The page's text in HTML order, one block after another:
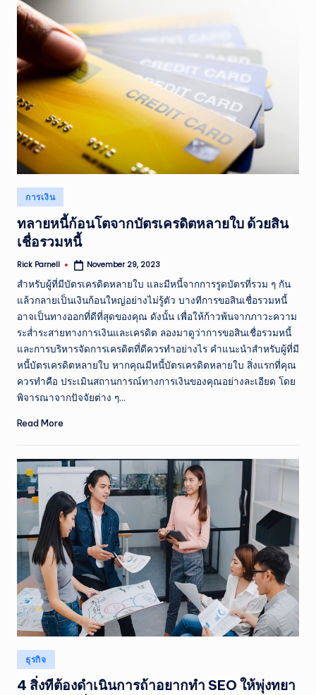
Posted
in
การเงิน
ทลายหนี้ก้อนโตจากบัตรเครดิตหลายใบ ด้วยสิน
เชื่อรวมหนี้
Posted
Rick Parnell November 29, 2023
สำหรับผู้ที่มีบัตรเครดิตหลายใบ และมีหนี้จากการรูดบัตรที่รวม ๆ กัน
แล้วกลายเป็นเงินก้อนใหญ่อย่างไม่รู้ตัว บางทีการขอสินเชื่อรวมหนี้
อาจเป็นทางออกที่ดีที่สุดของคุณ ดังนั้น เพื่อให้ก้าวพ้นจากภาวะความ
ระส่ำระสายทางการเงินและเครดิต ลองมาดูว่าการขอสินเชื่อรวมหนี้
และการบริหารจัดการเครดิตที่ดีควรทำอย่างไร คำแนะนำสำหรับผู้ที่มี
หนี้บัตรเครดิตหลายใบ หากคุณมีหนี้บัตรเครดิตหลายใบ สิ่งแรกที่คุณ
ควรทำคือ ประเมินสถานการณ์ทางการเงินของคุณอย่างละเอียด โดย
พิจารณาจากปัจจัยต่าง ๆ…
Read More
Posted
in
ธุรกิจ
4 สิ่งทีต้องดำเนินการถ้าอยากทำ SEO ให้พุ่งทยา